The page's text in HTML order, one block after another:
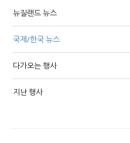
뉴질랜드 뉴스
국제/한국 뉴스
다가오는 행사
지난 행사